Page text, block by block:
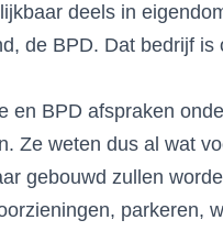
deels in
de BPD. Dat bedrijf is
en BPD afspraken
Ze weten dus al wat
gebouwd zullen
parkeren,